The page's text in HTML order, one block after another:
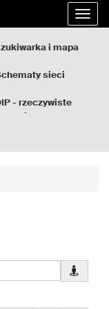
i mapa
sieci
- rzeczywiste
Pobierz
dane